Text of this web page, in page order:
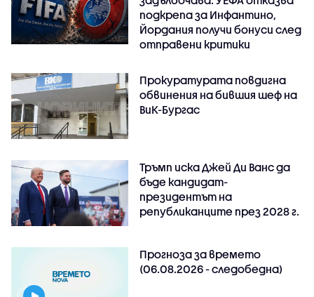
подкрепа за Инфантино,
Йордания получи бонуси след
отправени критики
Прокуратурата повдигна
обвинения на бившия шеф на
ВиК-Бургас
Тръмп иска Джей Ди Ванс да
бъде кандидат-
президентът на
републиканците през 2028 г.
Прогноза за времето
(06.08.2026 - следобедна)